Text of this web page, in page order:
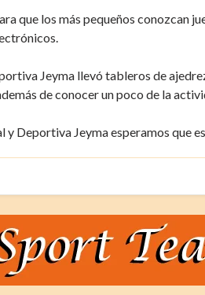
que los más pequeños conozcan
Jeyma llevó tableros de
de conocer un poco de la
y Deportiva Jeyma esperamos que